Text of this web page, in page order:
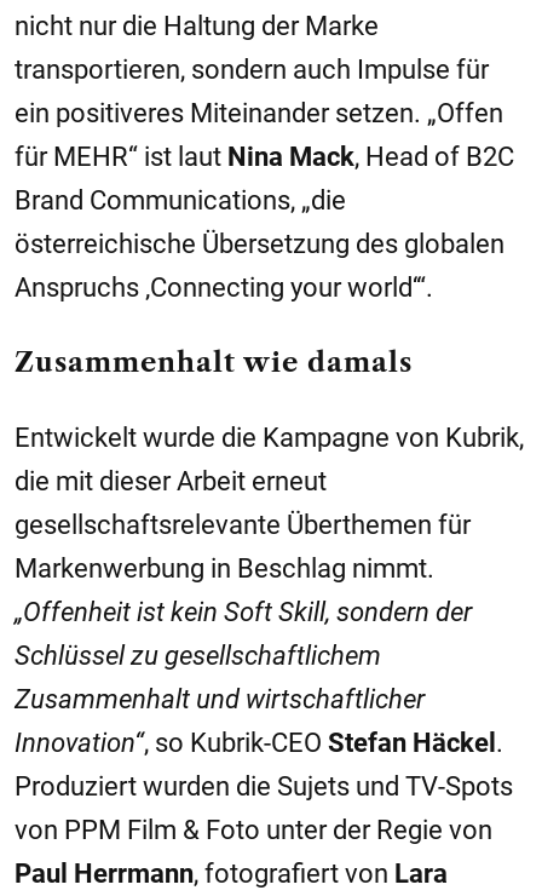
nicht nur die Haltung der Marke
transportieren, sondern auch Impulse für
ein positiveres Miteinander setzen. „Offen
für MEHR“ ist laut Nina Mack, Head of B2C
Brand Communications, „die
österreichische Übersetzung des globalen
Anspruchs ‚Connecting your world‘“.
Zusammenhalt wie damals
Entwickelt wurde die Kampagne von Kubrik,
die mit dieser Arbeit erneut
gesellschaftsrelevante Überthemen für
Markenwerbung in Beschlag nimmt.
„Offenheit ist kein Soft Skill, sondern der
Schlüssel zu gesellschaftlichem
Zusammenhalt und wirtschaftlicher
Innovation“, so Kubrik-CEO Stefan Häckel .
Produziert wurden die Sujets und TV-Spots
von PPM Film & Foto unter der Regie von
Paul Herrmann, fotografiert von Lara